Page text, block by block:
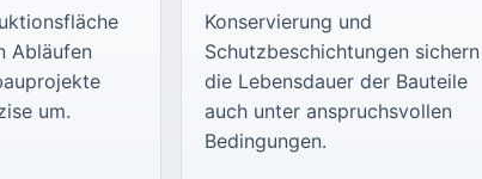
Abläufen
um.
Konservierung und
Schutzbeschichtungen sichern
die Lebensdauer der Bauteile
auch unter anspruchsvollen
Bedingungen.